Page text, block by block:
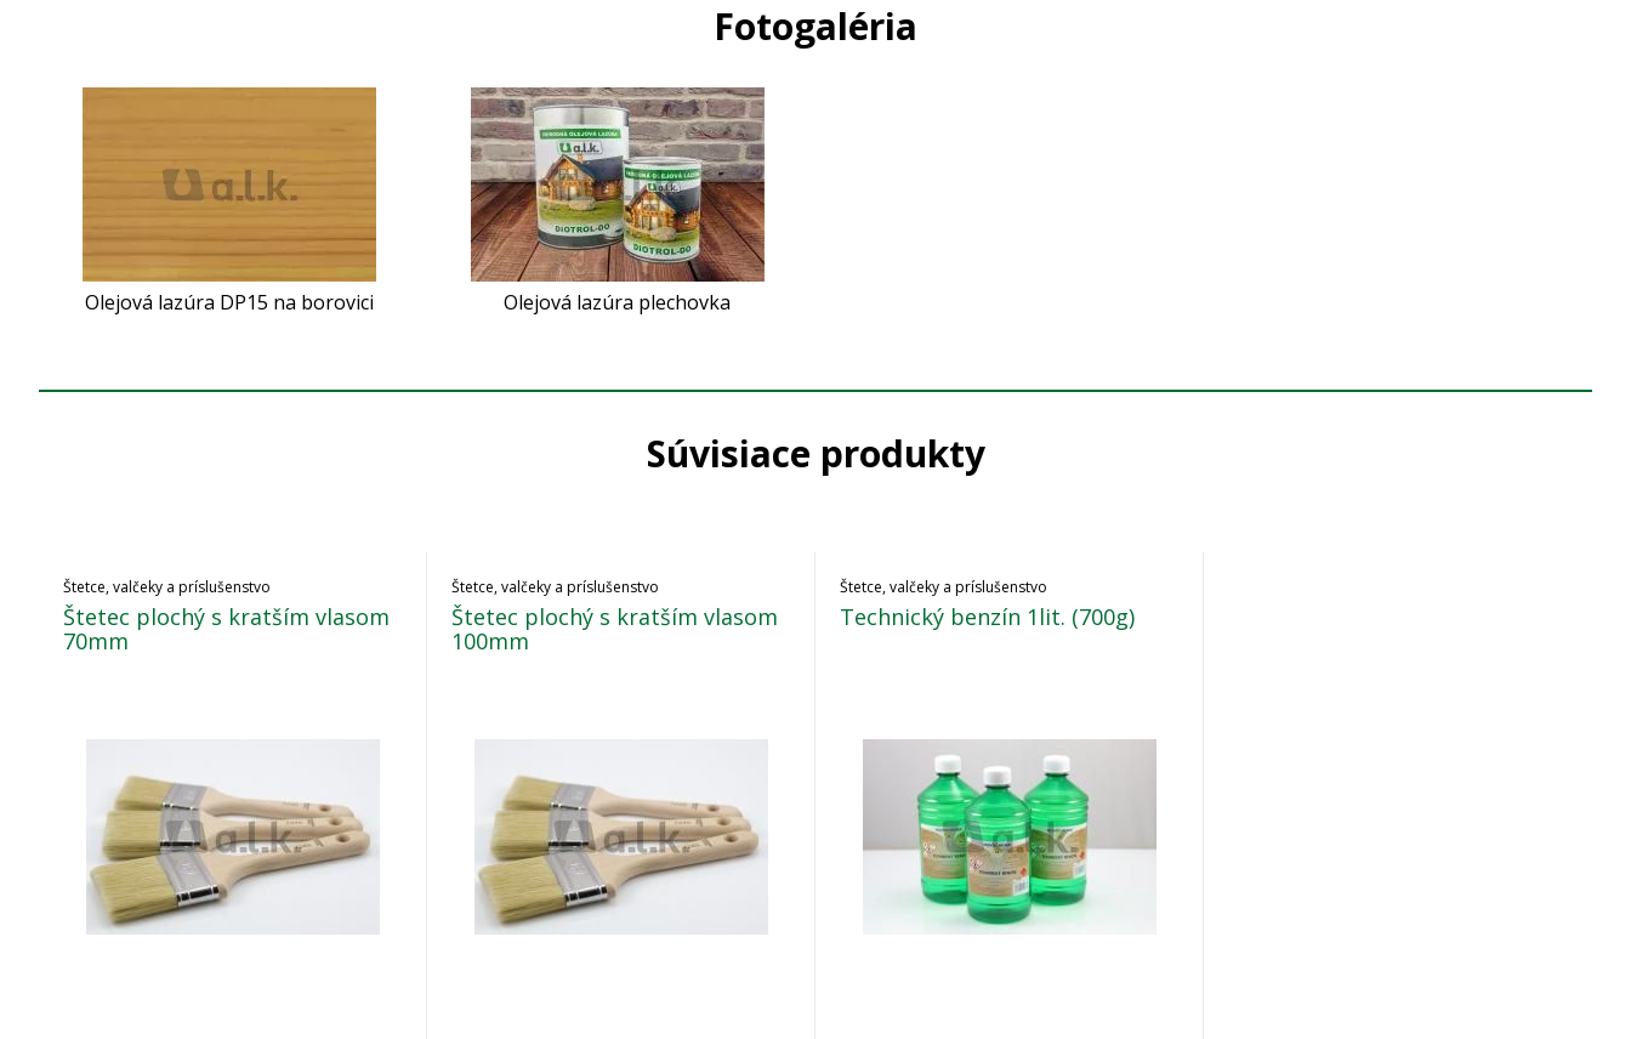
Fotogaléria
Olejová lazúra DP15 na borovici Olejová lazúra plechovka
Súvisiace produkty
Štetce, valčeky a príslušenstvo
Štetec plochý s kratším vlasom
70mm
Štetce, valčeky a príslušenstvo
Štetec plochý s kratším vlasom
100mm
Štetce, valčeky a príslušenstvo
Technický benzín 1lit. (700g)